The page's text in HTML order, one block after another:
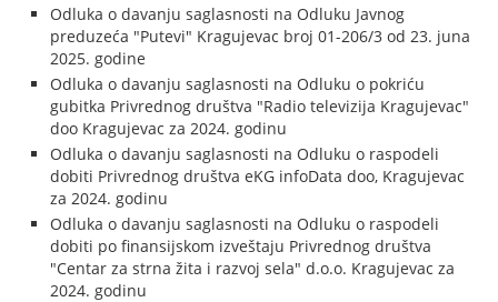
Odluka o davanju saglasnosti na Odluku Javnog
preduzeća "Putevi" Kragujevac broj 01-206/3 od 23. juna
2025. godine
Odluka o davanju saglasnosti na Odluku o pokriću
gubitka Privrednog društva "Radio televizija Kragujevac"
doo Kragujevac za 2024. godinu
Odluka o davanju saglasnosti na Odluku o raspodeli
dobiti Privrednog društva eKG infoData doo, Kragujevac
za 2024. godinu
Odluka o davanju saglasnosti na Odluku o raspodeli
dobiti po finansijskom izveštaju Privrednog društva
"Centar za strna žita i razvoj sela" d.o.o. Kragujevac za
2024. godinu